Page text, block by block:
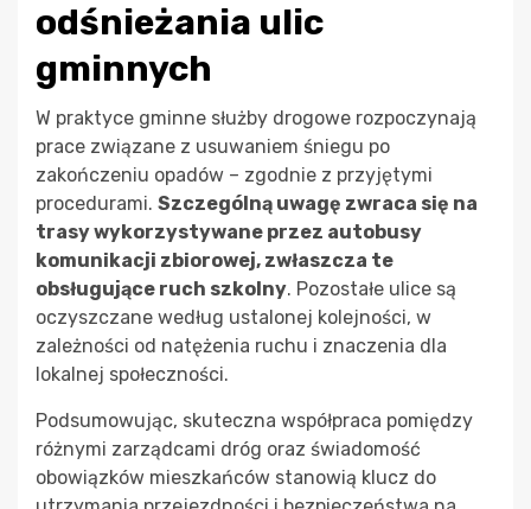
odśnieżania ulic
gminnych
W praktyce gminne służby drogowe rozpoczynają
prace związane z usuwaniem śniegu po
zakończeniu opadów – zgodnie z przyjętymi
procedurami. Szczególną uwagę zwraca się na
trasy wykorzystywane przez autobusy
komunikacji zbiorowej, zwłaszcza te
obsługujące ruch szkolny. Pozostałe ulice są
oczyszczane według ustalonej kolejności, w
zależności od natężenia ruchu i znaczenia dla
lokalnej społeczności.
Podsumowując, skuteczna współpraca pomiędzy
różnymi zarządcami dróg oraz świadomość
obowiązków mieszkańców stanowią klucz do